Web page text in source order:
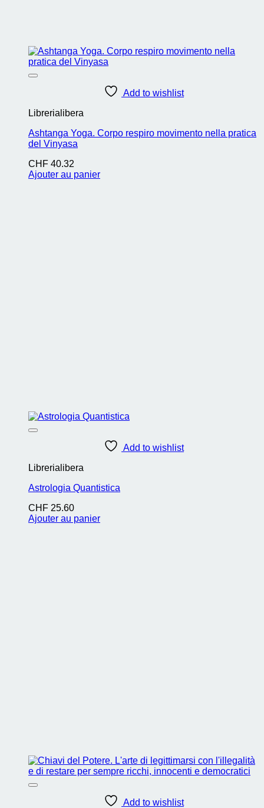
Add to wishlist
Librerialibera
Ashtanga Yoga. Corpo respiro movimento nella pratica
del Vinyasa
CHF 40.32
Ajouter au panier
Add to wishlist
Librerialibera
Astrologia Quantistica
CHF 25.60
Ajouter au panier
Add to wishlist